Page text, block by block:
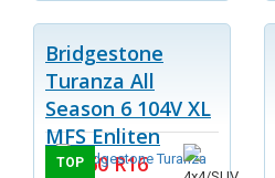
Bridgestone
Turanza All
Season 6 104V XL
MFS Enliten
235/60 R16
TOP